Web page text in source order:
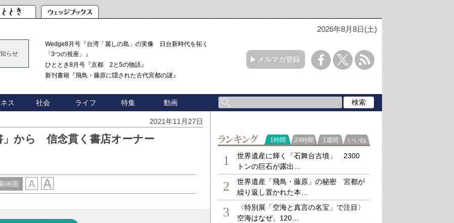
2026年8月8日(土)
らせ
Wedge8月号『台湾「麗しの島」の実像 日台新時代を拓く
「3つの視座」』
ひととき8月号『京都 2と5の物語』
新刊書籍『飛鳥・藤原に隠された古代宮都の謎』
メルマガ登録
ス 社会 ライフ 特集 動画
2021年11月27日
」から 信念貫く書店オーナー
画面
ラ
1時間 24時間 1週間 いいね
1
世界遺産に輝く「石舞台古墳」 2300
トンの巨石が露出…
2
世界遺産「飛鳥・藤原」の秘密 宮都が
繰り返し置かれた本…
3
〈特別展「空海と真言の名宝」で注目〉
空海はなぜ、120…